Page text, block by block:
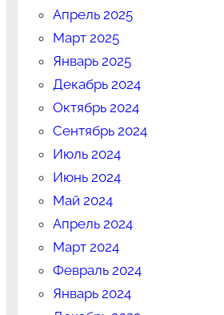
Апрель 2025
Март 2025
Январь 2025
Декабрь 2024
Октябрь 2024
Сентябрь 2024
Июль 2024
Июнь 2024
Май 2024
Апрель 2024
Март 2024
Февраль 2024
Январь 2024